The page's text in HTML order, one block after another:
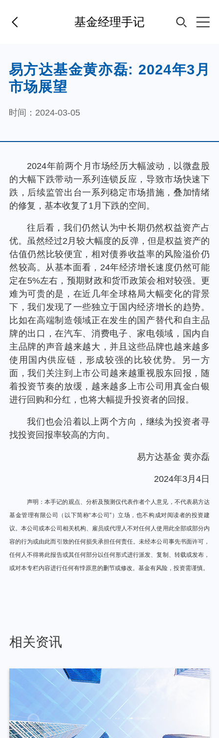
基金经理手记
首页
基金经理
FOF
个人养老金
投资顾问
关于我们
我的账户
客服中心
English
易方达基金黄亦磊: 2024年3月
市场展望
时间：2024-03-05
2024年前两个月市场经历大幅波动，以微盘股
的大幅下跌带动一系列连锁反应，导致市场快速下
跌，后续监管出台一系列稳定市场措施，叠加情绪
的修复，基本收复了1月下跌的空间。
往后看，我们仍然认为中长期仍然权益资产占
优。虽然经过2月较大幅度的反弹，但是权益资产的
估值仍然比较便宜，相对债券收益率的风险溢价仍
然较高。从基本面看，24年经济增长速度仍然可能
定在5%左右，预期财政和货币政策会相对较强。更
难为可贵的是，在近几年全球格局大幅变化的背景
下，我们发现了一些独立于国内经济增长的趋势。
比如在高端制造领域正在发生的国产替代和自主品
牌的出口，在汽车、消费电子、家电领域，国内自
主品牌的声音越来越大，并且这些品牌也越来越多
使用国内供应链，形成较强的比较优势。另一方
面，我们关注到上市公司越来越重视股东回报，随
着投资节奏的放缓，越来越多上市公司用真金白银
进行回购和分红，也将大幅提升投资者的回报。
我们也会沿着以上两个方向，继续为投资者寻
找投资回报率较高的方向。
易方达基金 黄亦磊
2024年3月4日
声明：本手记的观点、分析及预测仅代表作者个人意见，不代表易方达
基金管理有限公司（以下简称“本公司”）立场，也不构成对阅读者的投资建
议。本公司或本公司相关机构、雇员或代理人不对任何人使用此全部或部分内
容的行为或由此而引致的任何损失承担任何责任。未经本公司事先书面许可，
任何人不得将此报告或其任何部分以任何形式进行派发、复制、转载或发布，
或对本专栏内容进行任何有悖原意的删节或修改。基金有风险，投资需谨慎。
相关资讯